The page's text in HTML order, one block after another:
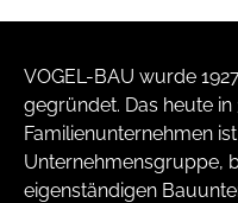
VOGEL-BAU wurde
gegründet. Das heute
Familienunternehmen
Unternehmensgruppe,
eigenständigen